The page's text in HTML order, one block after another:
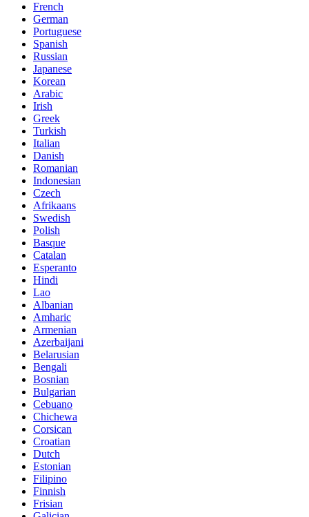
French
German
Portuguese
Spanish
Russian
Japanese
Korean
Arabic
Irish
Greek
Turkish
Italian
Danish
Romanian
Indonesian
Czech
Afrikaans
Swedish
Polish
Basque
Catalan
Esperanto
Hindi
Lao
Albanian
Amharic
Armenian
Azerbaijani
Belarusian
Bengali
Bosnian
Bulgarian
Cebuano
Chichewa
Corsican
Croatian
Dutch
Estonian
Filipino
Finnish
Frisian